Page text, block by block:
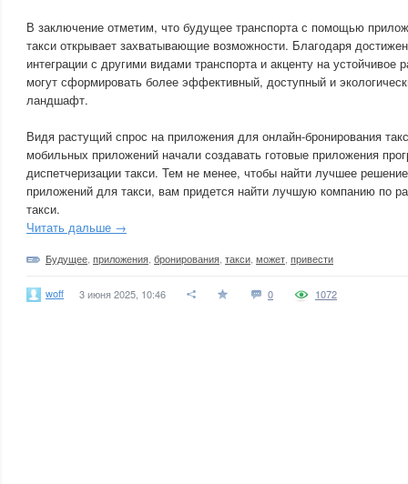
В заключение отметим, что будущее транспорта с помощью
такси открывает захватывающие возможности. Благодаря
интеграции с другими видами транспорта и акценту на устойчивое
могут сформировать более эффективный, доступный и
ландшафт.
Видя растущий спрос на приложения для онлайн-бронирования
мобильных приложений начали создавать готовые приложения
диспетчеризации такси. Тем не менее, чтобы найти лучшее
приложений для такси, вам придется найти лучшую компанию по
такси.
Читать дальше →
Будущее приложения бронирования такси может привести
woff 3 июня 2025, 10:46 0 1072